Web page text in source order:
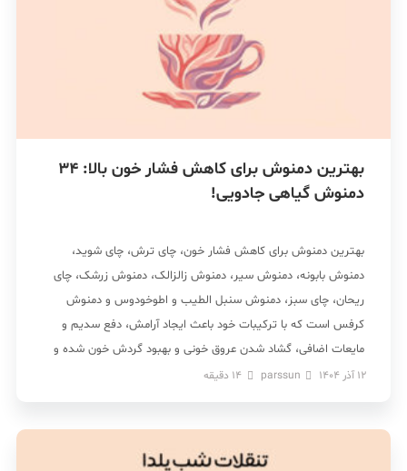
بهترین دمنوش برای کاهش فشار خون بالا: 34
دمنوش گیاهی جادویی!
بهترین دمنوش برای کاهش فشار خون، چای ترش، چای شوید،
دمنوش بابونه، دمنوش سیر، دمنوش زالزالک، دمنوش زرشک، چای
ریحان، چای سبز، دمنوش سنبل الطیب و اطوخودوس و دمنوش
کرفس است که با ترکیبات خود باعث ایجاد آرامش، دفع سدیم و
مایعات اضافی، گشاد شدن عروق خونی و بهبود گردش خون شده و
به کنترل فشار خون […]
12 آذر 1404 parssun
14 دقیقه